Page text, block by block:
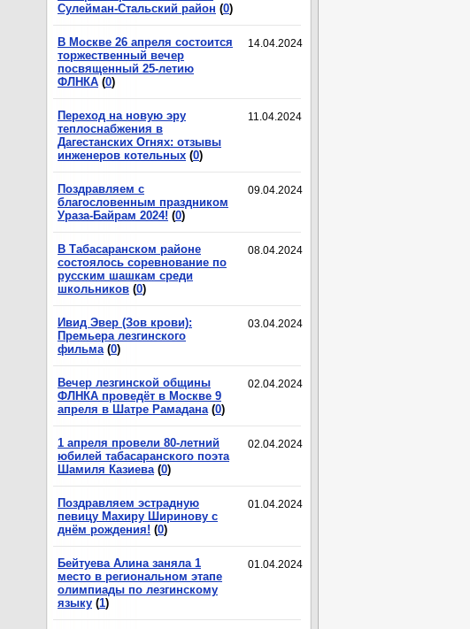
Сулейман-Стальский район (0)
14.04.2024
В Москве 26 апреля состоится
торжественный вечер
посвященный 25-летию
ФЛНКА (0)
11.04.2024
Переход на новую эру
теплоснабжения в
Дагестанских Огнях: отзывы
инженеров котельных (0)
09.04.2024
Поздравляем с
благословенным праздником
Ураза-Байрам 2024! (0)
08.04.2024
В Табасаранском районе
состоялось соревнование по
русским шашкам среди
школьников (0)
03.04.2024
Ивид Эвер (Зов крови):
Премьера лезгинского
фильма (0)
02.04.2024
Вечер лезгинской общины
ФЛНКА проведёт в Москве 9
апреля в Шатре Рамадана (0)
02.04.2024
1 апреля провели 80-летний
юбилей табасаранского поэта
Шамиля Казиева (0)
01.04.2024
Поздравляем эстрадную
певицу Махиру Ширинову с
днём рождения! (0)
01.04.2024
Бейтуева Алина заняла 1
место в региональном этапе
олимпиады по лезгинскому
языку (1)